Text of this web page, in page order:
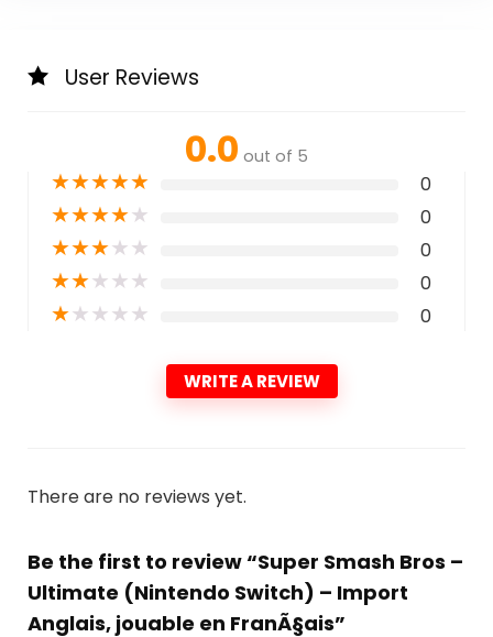
User Reviews
0.0 out of 5
★★★★★ 0
★★★★★ 0
★★★★★ 0
★★★★★ 0
★★★★★ 0
WRITE A REVIEW
There are no reviews yet.
Be the first to review “Super Smash Bros –
Ultimate (Nintendo Switch) – Import
Anglais, jouable en FranÃ§ais”